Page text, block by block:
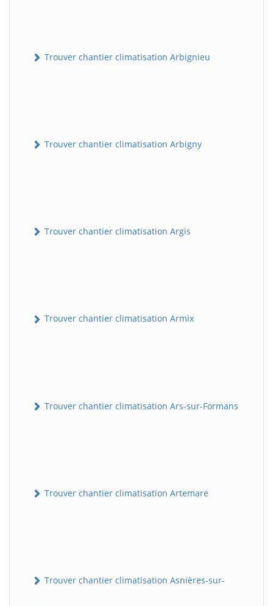
Trouver chantier climatisation Arbignieu
Trouver chantier climatisation Arbigny
Trouver chantier climatisation Argis
Trouver chantier climatisation Armix
Trouver chantier climatisation Ars-sur-Formans
Trouver chantier climatisation Artemare
Trouver chantier climatisation Asnières-sur-